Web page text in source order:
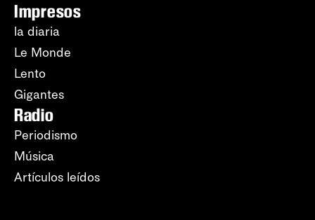
Impresos
la diaria
Le Monde
Lento
Gigantes
Radio
Periodismo
Música
Artículos leídos